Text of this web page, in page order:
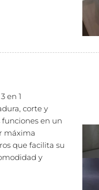
en 1
corte y
en un
máxima
que facilita su
y